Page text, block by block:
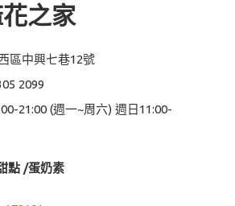
之家
區中興七巷12號
2099
21:00 (週一~周六) 週日11:00-
點 /蛋奶素